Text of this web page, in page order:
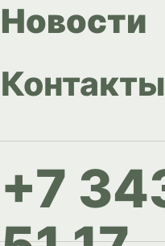
+7
Контакты
Новости